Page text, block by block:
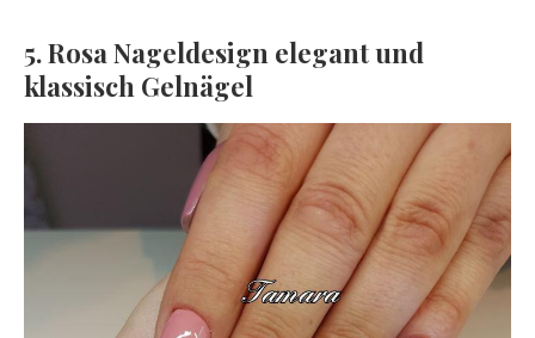
5. Rosa Nageldesign elegant und
klassisch Gelnägel